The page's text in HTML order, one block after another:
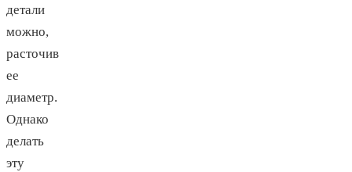
детали
можно,
расточив
ее
диаметр.
Однако
делать
эту